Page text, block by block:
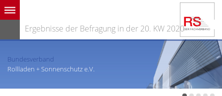
Ergebnisse der Befragung in der 20. KW 2020
Bundesverband
Rollladen + Sonnenschutz e.V.